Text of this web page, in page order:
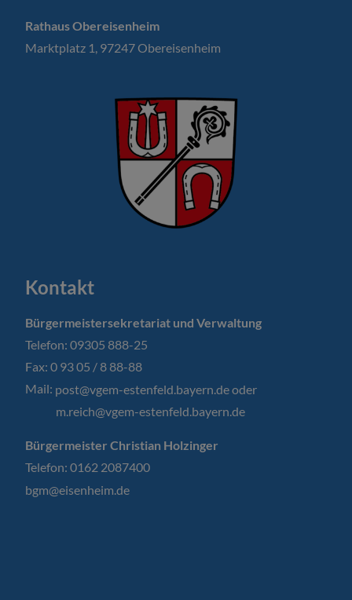
Rathaus Obereisenheim
Marktplatz 1, 97247 Obereisenheim
Kontakt
Bürgermeistersekretariat und Verwaltung
Telefon: 09305 888-25
Fax: 0 93 05 / 8 88-88
Mail: post@vgem-estenfeld.bayern.de oder
m.reich@vgem-estenfeld.bayern.de
Bürgermeister Christian Holzinger
Telefon: 0162 2087400
bgm@eisenheim.de